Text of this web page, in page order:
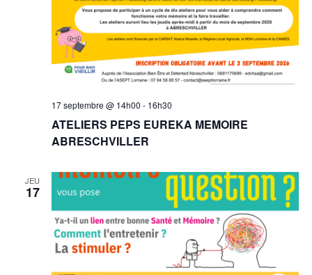
ATELIERS PEPS EUREKA MEMOIRE
ABRESCHVILLER
17 septembre @ 14h00 - 16h30
JEU
17